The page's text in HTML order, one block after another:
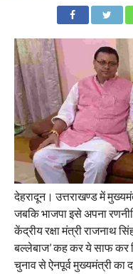
देहरादून। उत्तराखण्ड में
जबकि भाजपा इसे अपना
केंद्रीय रक्षा मंत्री राजनाथ
बल्लेबाज’ कह कर ये साफ कर
चुनाव से ऐनपूर्व मुख्यमंत्री का